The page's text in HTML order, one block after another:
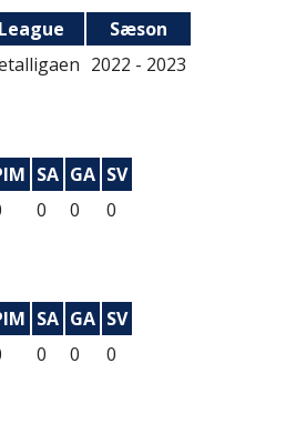
League
Sæson
2022 - 2023
SA GA SV
0 0 0
SA GA SV
0 0
0